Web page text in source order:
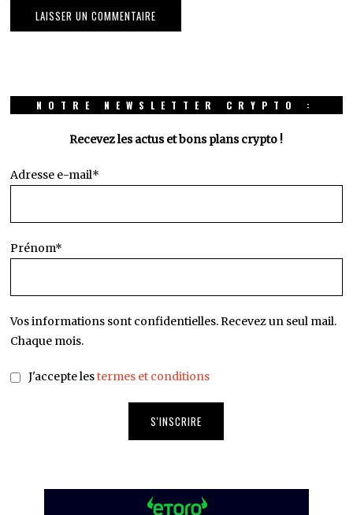
NOTRE NEWSLETTER CRYPTO :
Recevez les actus et bons plans crypto !
Adresse e-mail*
Prénom*
Vos informations sont confidentielles. Recevez un seul mail.
Chaque mois.
J'accepte lestermes et conditions